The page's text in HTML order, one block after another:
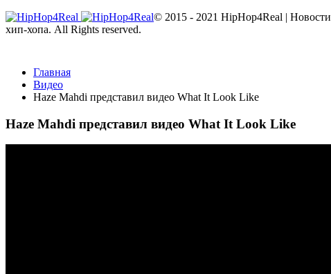
Главная
Видео
Haze Mahdi представил видео What It Look Like
Haze Mahdi представил видео What It Look Like
© 2015 - 2021 HipHop4Real | Новости
хип-хопа. All Rights reserved.